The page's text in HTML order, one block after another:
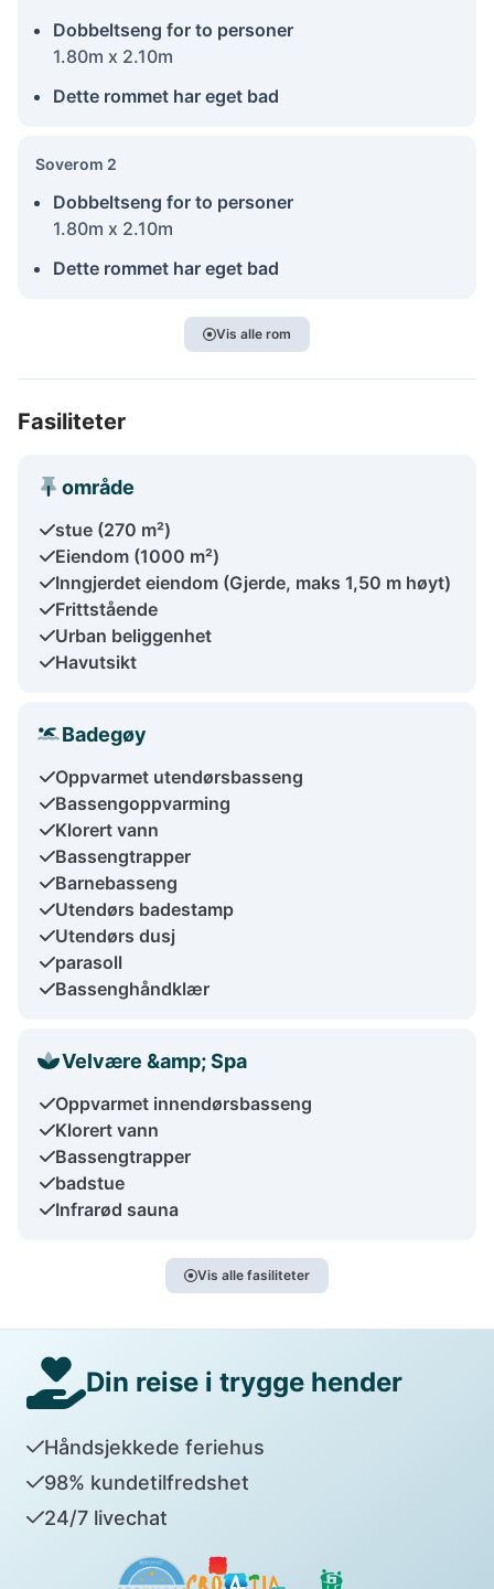
Dobbeltseng for to personer
1.80m x 2.10m
Dette rommet har eget bad
Soverom 2
Dobbeltseng for to personer
1.80m x 2.10m
Dette rommet har eget bad
Vis alle rom
Fasiliteter
område
stue (270 m²)
Eiendom (1000 m²)
Inngjerdet eiendom (Gjerde, maks 1,50 m høyt)
Frittstående
Urban beliggenhet
Havutsikt
Badegøy
Oppvarmet utendørsbasseng
Bassengoppvarming
Klorert vann
Bassengtrapper
Barnebasseng
Utendørs badestamp
Utendørs dusj
parasoll
Bassenghåndklær
Velvære &amp; Spa
Oppvarmet innendørsbasseng
Klorert vann
Bassengtrapper
badstue
Infrarød sauna
Vis alle fasiliteter
Din reise i trygge hender
Håndsjekkede feriehus
98% kundetilfredshet
24/7 livechat